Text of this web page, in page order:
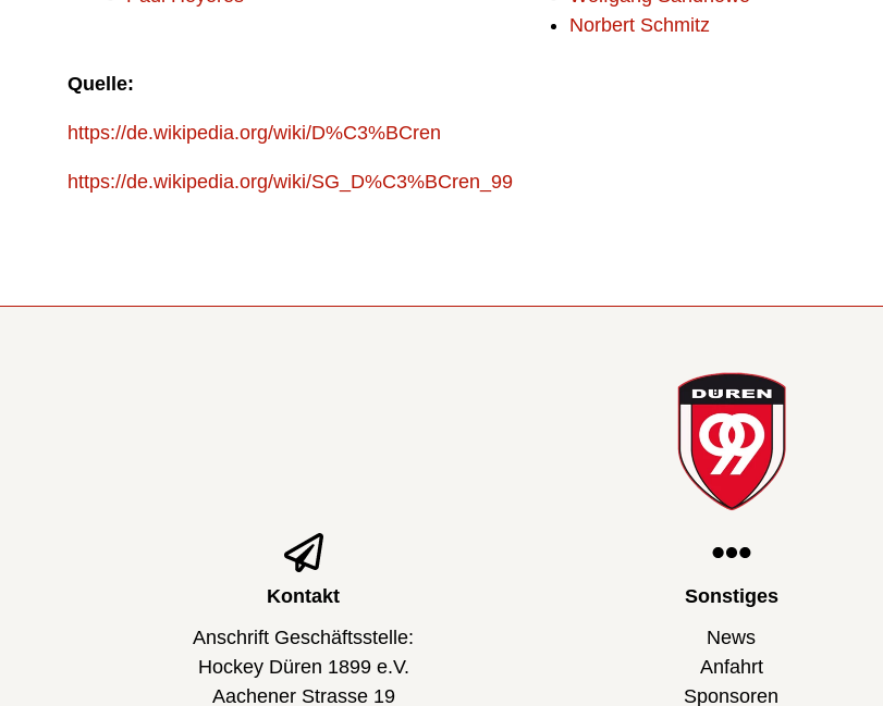
Norbert Schmitz
Quelle:
https://de.wikipedia.org/wiki/D%C3%BCren
https://de.wikipedia.org/wiki/SG_D%C3%BCren_99
Kontakt
Anschrift Geschäftsstelle:
Hockey Düren 1899 e.V.
Aachener Strasse 19
Sonstiges
News
Anfahrt
Sponsoren